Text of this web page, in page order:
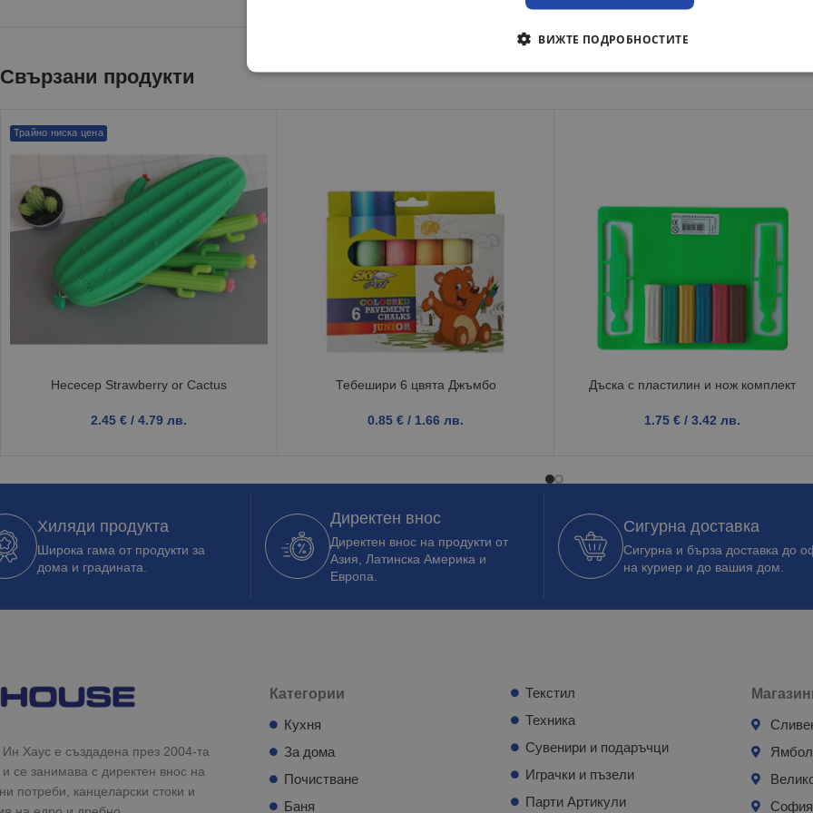
Свързани продукти
Трайно ниска цена
Несесер Strawberry or Cactus
2.45 € / 4.79 лв.
Тебешири 6 цвята Джъмбо
0.85 € / 1.66 лв.
Дъска с пластилин и нож комплект
1.75 € / 3.42 лв.
Хиляди продукта
Широка гама от продукти за
дома и градината.
Директен внос
Директен внос на продукти от
Азия, Латинска Америка и
Европа.
Сигурна доставка
Сигурна и бърза доставка до
на куриер и до вашия дом.
Хаус е създадена през 2004-та
и се занимава с директен внос на
потреби, канцеларски стоки и
Категории
Кухня
За дома
Почистване
Баня
Текстил
Техника
Сувенири и подаръчци
Играчки и пъзели
Парти Артикули
Ямбол
София
ВИЖТЕ ПОДРОБНОСТИТЕ